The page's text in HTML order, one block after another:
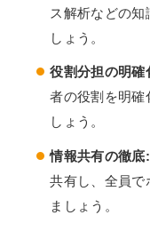
ス解析などの
しょう。
役割分担の明確
者の役割を明確
しょう。
情報共有の徹底:
共有し、全員で
ましょう。